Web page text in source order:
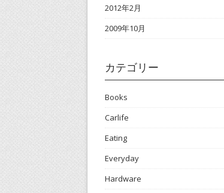
2012年2月
2009年10月
カテゴリー
Books
Carlife
Eating
Everyday
Hardware